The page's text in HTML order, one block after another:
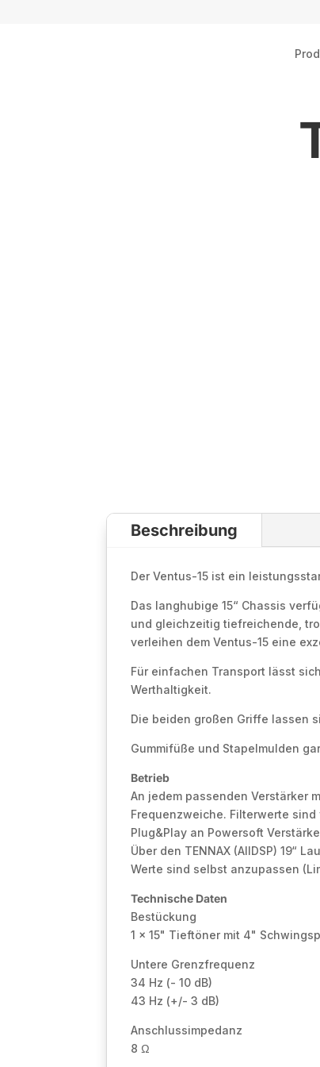
Beschreibung
Der Ventus-15 ist ein
Das langhubige 15“ Chassis
und gleichzeitig tiefreichende,
verleihen dem Ventus-15 eine
Für einfachen Transport lässt
Werthaltigkeit.
Die beiden großen Griffe lassen
Gummifüße und Stapelmulden
Betrieb
An jedem passenden Verstärker
Frequenzweiche. Filterwerte
Plug&Play an Powersoft
Über den TENNAX (AllDSP) 19“
Werte sind selbst anzupassen
Technische Daten
Bestückung
1 x 15" Tieftöner mit 4"
Untere Grenzfrequenz
34 Hz (- 10 dB)
43 Hz (+/- 3 dB)
Anschlussimpedanz
8 Ω